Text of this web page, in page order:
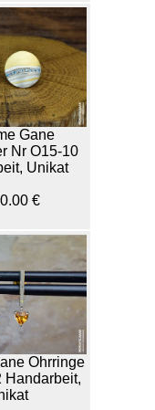
Gane
Nr O15-10
Unikat
€
Ohrringe
Handarbeit,